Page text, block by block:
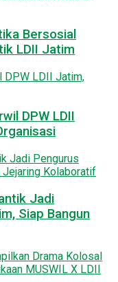
Bersosial
LDII Jatim
DPW LDII
Jadi
Siap Bangun